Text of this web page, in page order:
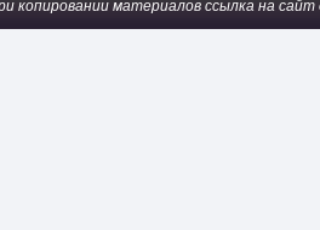
копировании материалов ссылка на сайт